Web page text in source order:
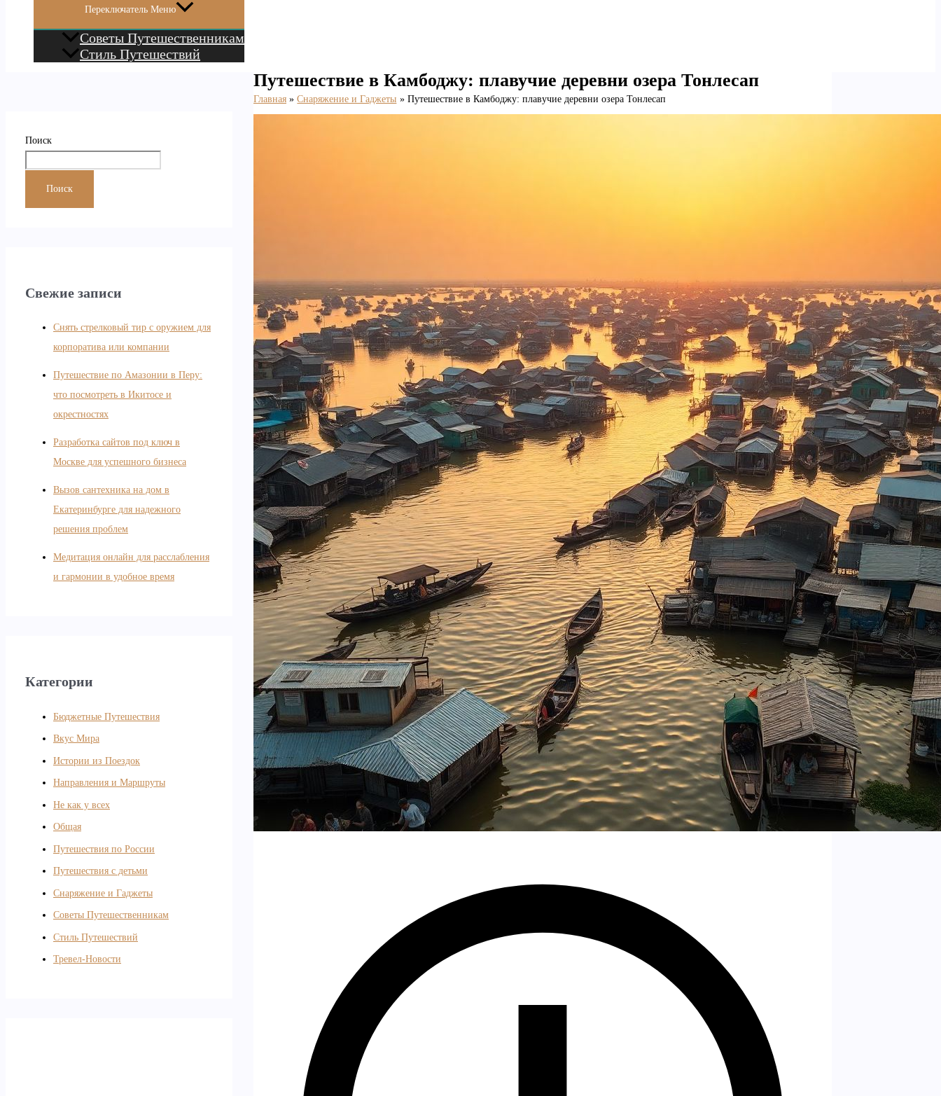
Переключатель Меню
Советы Путешественникам
Стиль Путешествий
Поиск
Поиск
Свежие записи
Снять стрелковый тир с оружием для
корпоратива или компании
Путешествие по Амазонии в Перу:
что посмотреть в Икитосе и
окрестностях
Разработка сайтов под ключ в
Москве для успешного бизнеса
Вызов сантехника на дом в
Екатеринбурге для надежного
решения проблем
Медитация онлайн для расслабления
и гармонии в удобное время
Категории
Бюджетные Путешествия
Вкус Мира
Истории из Поездок
Направления и Маршруты
Не как у всех
Общая
Путешествия по России
Путешествия с детьми
Снаряжение и Гаджеты
Советы Путешественникам
Стиль Путешествий
Тревел-Новости
Путешествие в Камбоджу: плавучие деревни озера Тонлесап
Главная Снаряжение и Гаджеты Путешествие в Камбоджу: плавучие деревни озера Тонлесап